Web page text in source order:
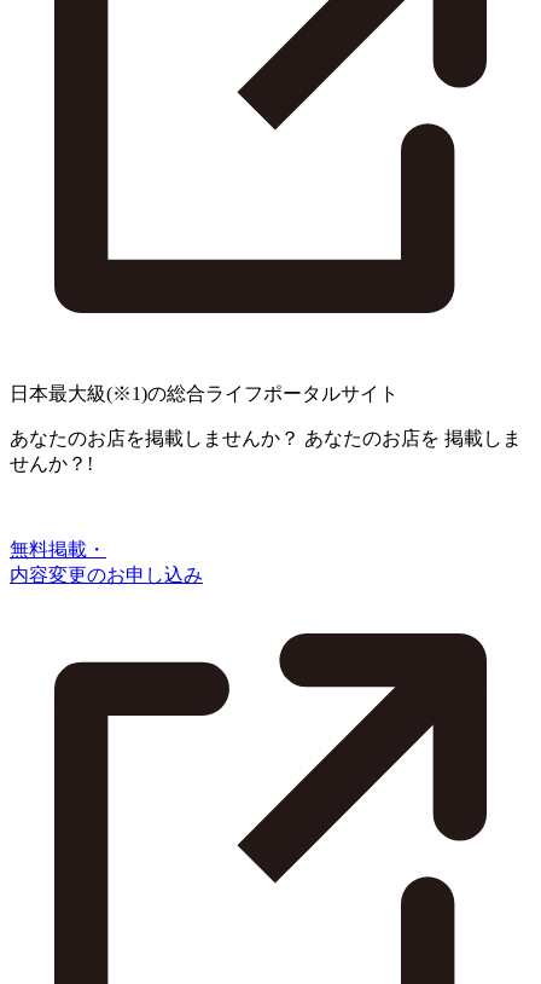
日本最大級(※1)の総合ライフポータルサイト
あなたのお店を掲載しませんか？ あなたのお店を 掲載しま
せんか？!
無料掲載・
内容変更のお申し込み